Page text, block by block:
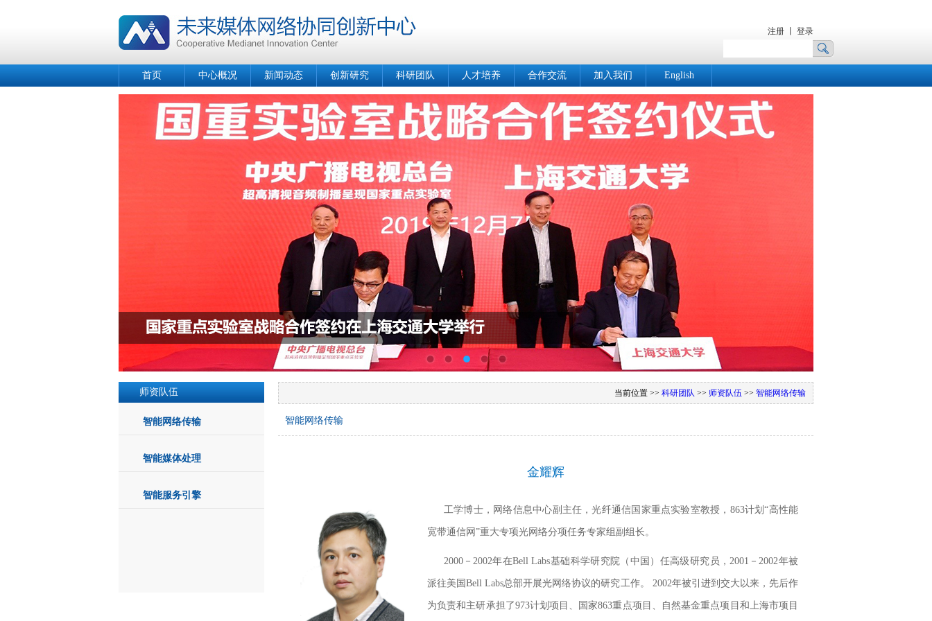
注册 丨 登录
首页 中心概况 新闻动态 创新研究 科研团队 人才培养 合作交流 加入我们 English
师资队伍
智能网络传输
智能媒体处理
智能服务引擎
当前位置 >> 科研团队 >> 师资队伍 >> 智能网络传输
智能网络传输
金耀辉
工学博士，网络信息中心副主任，光纤通信国家重点实验室教授， 863计划“高性能
宽带通信网”重大专项光网 络分项任务专家组副组长。
2000－2002年在Bell Labs基础科学研究院（中国）任高级研究员，2001－2002年被
派往美国Bell Labs总部开展光网络协议的研究工作。 2002年被引进到交大以来，先后作
为负责和主研承担了973计划项目、国家863重点项目、自然基金重点项目和上海市项目